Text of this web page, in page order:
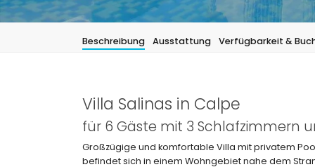
Beschreibung Ausstattung Verfügbarkeit &
Villa Salinas in Calpe
für 6 Gäste mit 3 Schlafzimmern
Großzügige und komfortable Villa mit privatem
befindet sich in einem Wohngebiet nahe dem